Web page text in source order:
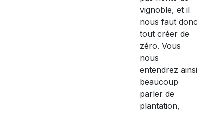
vignoble, et il
nous faut donc
tout créer de
zéro. Vous
nous
entendrez ainsi
beaucoup
parler de
plantation,